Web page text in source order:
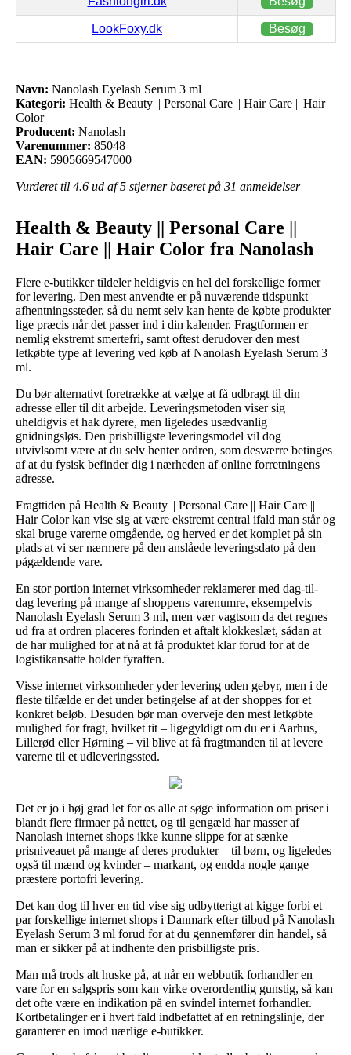
LookFoxy.dk Besøg
Navn: Nanolash Eyelash Serum 3 ml
Kategori: Health & Beauty || Personal Care || Hair Care || Hair
Color
Producent: Nanolash
Varenummer: 85048
EAN: 5905669547000
Vurderet til 4.6 ud af 5 stjerner baseret på 31 anmeldelser
Health & Beauty || Personal Care ||
Hair Care || Hair Color fra Nanolash
Flere e-butikker tildeler heldigvis en hel del forskellige former
for levering. Den mest anvendte er på nuværende tidspunkt
afhentningssteder, så du nemt selv kan hente de købte produkter
lige præcis når det passer ind i din kalender. Fragtformen er
nemlig ekstremt smertefri, samt oftest derudover den mest
letkøbte type af levering ved køb af Nanolash Eyelash Serum 3
ml.
Du bør alternativt foretrække at vælge at få udbragt til din
adresse eller til dit arbejde. Leveringsmetoden viser sig
uheldigvis et hak dyrere, men ligeledes usædvanlig
gnidningsløs. Den prisbilligste leveringsmodel vil dog
utvivlsomt være at du selv henter ordren, som desværre betinges
af at du fysisk befinder dig i nærheden af online forretningens
adresse.
Fragttiden på Health & Beauty || Personal Care || Hair Care ||
Hair Color kan vise sig at være ekstremt central ifald man står og
skal bruge varerne omgående, og herved er det komplet på sin
plads at vi ser nærmere på den anslåede leveringsdato på den
pågældende vare.
En stor portion internet virksomheder reklamerer med dag-til-
dag levering på mange af shoppens varenumre, eksempelvis
Nanolash Eyelash Serum 3 ml, men vær vagtsom da det regnes
ud fra at ordren placeres forinden et aftalt klokkeslæt, sådan at
de har mulighed for at nå at få produktet klar forud for at de
logistikansatte holder fyraften.
Visse internet virksomheder yder levering uden gebyr, men i de
fleste tilfælde er det under betingelse af at der shoppes for et
konkret beløb. Desuden bør man overveje den mest letkøbte
mulighed for fragt, hvilket tit – ligegyldigt om du er i Aarhus,
Lillerød eller Hørning – vil blive at få fragtmanden til at levere
varerne til et udleveringssted.
Det er jo i høj grad let for os alle at søge information om priser i
blandt flere firmaer på nettet, og til gengæld har masser af
Nanolash internet shops ikke kunne slippe for at sænke
prisniveauet på mange af deres produkter – til børn, og ligeledes
også til mænd og kvinder – markant, og endda nogle gange
præstere portofri levering.
Det kan dog til hver en tid vise sig udbytterigt at kigge forbi et
par forskellige internet shops i Danmark efter tilbud på Nanolash
Eyelash Serum 3 ml forud for at du gennemfører din handel, så
man er sikker på at indhente den prisbilligste pris.
Man må trods alt huske på, at når en webbutik forhandler en
vare for en salgspris som kan virke overordentlig gunstig, så kan
det ofte være en indikation på en svindel internet forhandler.
Kortbetalinger er i hvert fald indbefattet af en retningslinje, der
garanterer en imod uærlige e-butikker.